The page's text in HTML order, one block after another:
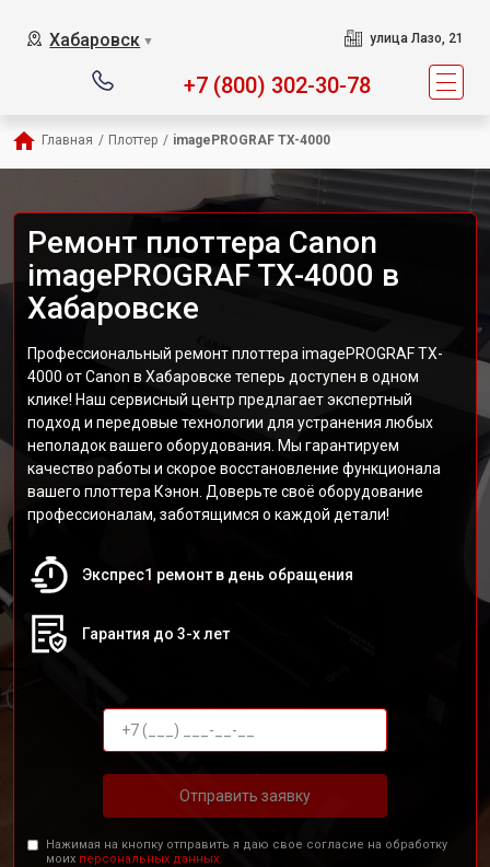
Хабаровск ▼ улица Лазо, 21
+7 (800) 302-30-78
Главная / Плоттер / imagePROGRAF TX-4000
Ремонт плоттера Canon
imagePROGRAF TX-4000 в
Хабаровске
Профессиональный ремонт плоттера imagePROGRAF TX-
4000 от Canon в Хабаровске теперь доступен в одном
клике! Наш сервисный центр предлагает экспертный
подход и передовые технологии для устранения любых
неполадок вашего оборудования. Мы гарантируем
качество работы и скорое восстановление функционала
вашего плоттера Кэнон. Доверьте своё оборудование
профессионалам, заботящимся о каждой детали!
Экспрес1 ремонт в день обращения
Гарантия до 3-х лет
Отправить заявку
Нажимая на кнопку отправить я даю свое согласие на обработку
моих персональных данных.